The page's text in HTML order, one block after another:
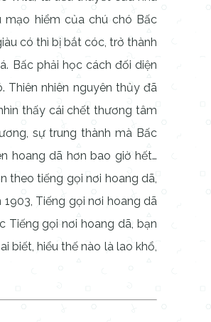
mạo hiểm của chú chó Bấc
có thì bị bắt cóc, trở thành
Bấc phải học cách đối diện
Thiên nhiên nguyên thủy đã
thấy cái chết thương tâm
sự trung thành mà Bấc
hoang dã hơn bao giờ hết…
theo tiếng gọi nơi hoang dã,
Tiếng gọi nơi hoang dã
gọi nơi hoang dã, bạn
biết, hiểu thế nào là lao khổ,